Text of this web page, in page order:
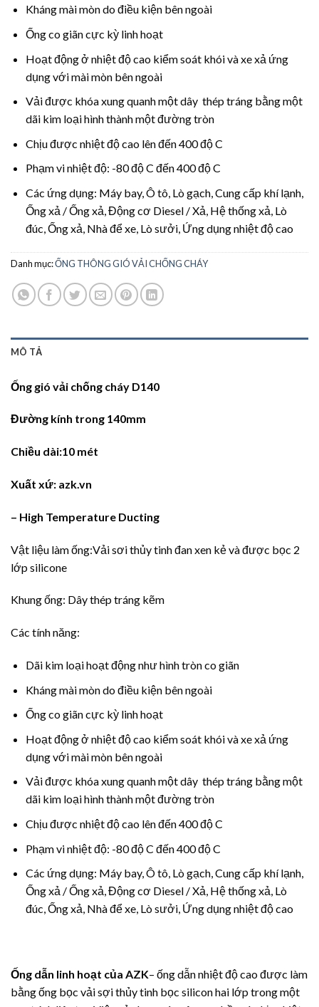
Kháng mài mòn do điều kiện bên ngoài
Ống co giãn cực kỳ linh hoạt
Hoạt động ở nhiệt độ cao kiểm soát khói và xe xả ứng
dụng với mài mòn bên ngoài
Vải được khóa xung quanh một dây thép tráng bằng một
dãi kim loại hình thành một đường tròn
Chịu được nhiệt độ cao lên đến 400 độ C
Phạm vi nhiệt độ: -80 độ C đến 400 độ C
Các ứng dụng: Máy bay, Ô tô, Lò gạch, Cung cấp khí lạnh,
Ống xả / Ống xả, Động cơ Diesel / Xả, Hệ thống xả, Lò
đúc, Ống xả, Nhà để xe, Lò sưởi, Ứng dụng nhiệt độ cao
Danh mục:ỐNG THÔNG GIÓ VẢI CHỐNG CHÁY
MÔ TẢ
Ống gió vải chống cháy D140
Đường kính trong 140mm
Chiều dài:10 mét
Xuất xứ: azk.vn
– High Temperature Ducting
Vật liệu làm ống:Vải sơi thủy tinh đan xen kẻ và được bọc 2
lớp silicone
Khung ống: Dây thép tráng kẽm
Các tính năng:
Dãi kim loại hoạt động như hình tròn co giãn
Kháng mài mòn do điều kiện bên ngoài
Ống co giãn cực kỳ linh hoạt
Hoạt động ở nhiệt độ cao kiểm soát khói và xe xả ứng
dụng với mài mòn bên ngoài
Vải được khóa xung quanh một dây thép tráng bằng một
dãi kim loại hình thành một đường tròn
Chịu được nhiệt độ cao lên đến 400 độ C
Phạm vi nhiệt độ: -80 độ C đến 400 độ C
Các ứng dụng: Máy bay, Ô tô, Lò gạch, Cung cấp khí lạnh,
Ống xả / Ống xả, Động cơ Diesel / Xả, Hệ thống xả, Lò
đúc, Ống xả, Nhà để xe, Lò sưởi, Ứng dụng nhiệt độ cao
Ống dẫn linh hoạt của AZK– ống dẫn nhiệt độ cao được làm
bằng ống bọc vải sợi thủy tinh bọc silicon hai lớp trong một